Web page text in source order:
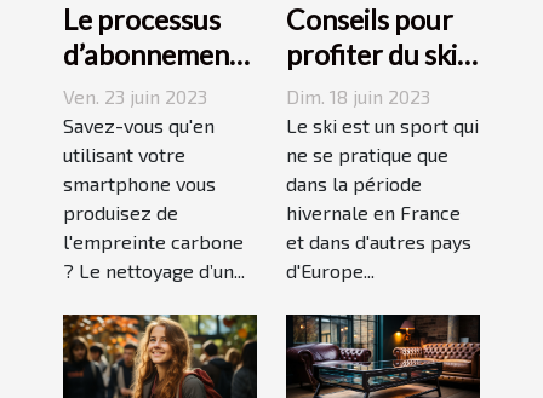
Le processus
d’abonnement
et de réduction
de votre
empreinte
carbone avec
un forfait
mobile
Ven. 23 juin 2023
Savez-vous qu'en
utilisant votre
smartphone vous
produisez de
l'empreinte carbone
? Le nettoyage d’un...
Conseils pour
profiter du ski
en juin, juillet,
août ou
septembre
Dim. 18 juin 2023
Le ski est un sport qui
ne se pratique que
dans la période
hivernale en France
et dans d'autres pays
d'Europe...